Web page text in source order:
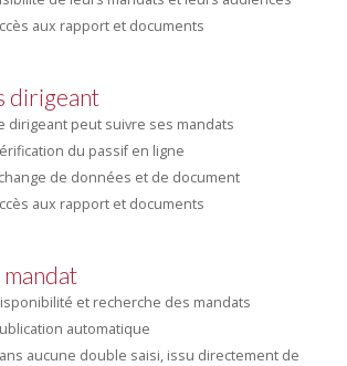
aux rapport et documents
dirigeant
dirigeant peut suivre ses mandats
du passif en ligne
de données et de document
aux rapport et documents
et recherche des mandats
automatique
aucune double saisi, issu directement de